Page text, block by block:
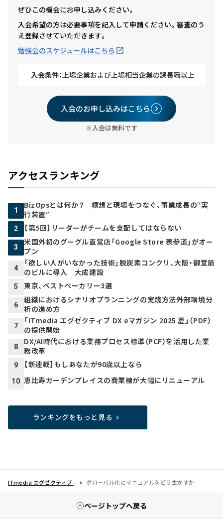
ぜひこの機会にお申し込みください。
入会希望の方は必要事項を記入して申請ください。審査のう
え登録させていただきます。
勉強会のスケジュールはこちら
入会条件： 上場企業および上場相当企業の課長職以上
入会のお申し込みはこちら
※入会は無料です
アクセスランキング
1
BizOpsとは何か？ 構想と現場をつなぐ、事業成長の“実
行装置”
2 【第5回】リーダーがチームを支配してはならない
3
米国外初のグーグル直営店「Google Store 表参道」がオー
プン
4
「欲しい人がいなかった技術」脱炭素コンクリ、大阪・御堂筋
のビルに導入 大成建設
5 東京、ベストベーカリー3選
6
組織におけるシナリオプランニングの実践方法――外部環境分
析の進め方
7
「ITmedia エグゼクティブ DX eマガジン 2025 夏」（PDF）
の提供開始
8
DX/AI時代における業務プロセス標準（PCF）を活用した業
務改革
9 【新連載】もしあなたが90歳以上なら
10 恵比寿ガーデンプレイスの商業棟が大幅にリニューアル
ランキングをもっと見る
ITmedia エグゼクティブ グロ－バル化にマニュアルをどう生かすか
ページトップへ戻る